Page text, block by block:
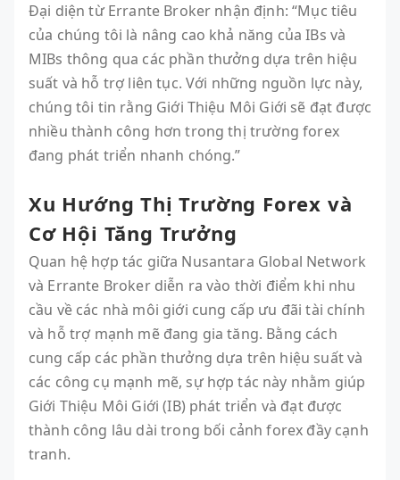
Đại diện từ Errante Broker nhận định: “Mục tiêu
của chúng tôi là nâng cao khả năng của IBs và
MIBs thông qua các phần thưởng dựa trên hiệu
suất và hỗ trợ liên tục. Với những nguồn lực này,
chúng tôi tin rằng Giới Thiệu Môi Giới sẽ đạt được
nhiều thành công hơn trong thị trường forex
đang phát triển nhanh chóng.”
Xu Hướng Thị Trường Forex và
Cơ Hội Tăng Trưởng
Quan hệ hợp tác giữa Nusantara Global Network
và Errante Broker diễn ra vào thời điểm khi nhu
cầu về các nhà môi giới cung cấp ưu đãi tài chính
và hỗ trợ mạnh mẽ đang gia tăng. Bằng cách
cung cấp các phần thưởng dựa trên hiệu suất và
các công cụ mạnh mẽ, sự hợp tác này nhằm giúp
Giới Thiệu Môi Giới (IB) phát triển và đạt được
thành công lâu dài trong bối cảnh forex đầy cạnh
tranh.